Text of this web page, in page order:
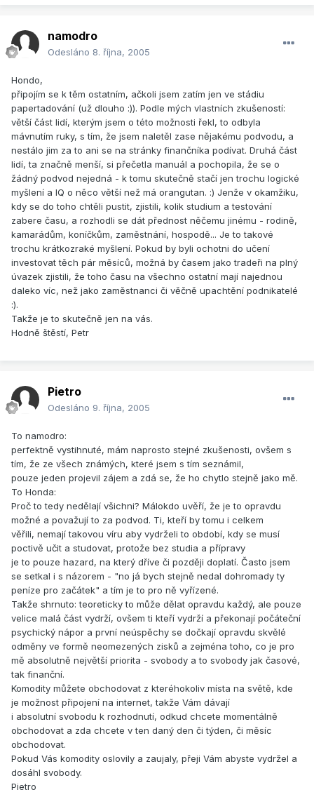
namodro
Odesláno 8. října, 2005
Hondo,
připojím se k těm ostatním, ačkoli jsem zatím jen ve stádiu
papertadování (už dlouho :)). Podle mých vlastních zkušeností:
větší část lidí, kterým jsem o této možnosti řekl, to odbyla
mávnutím ruky, s tím, že jsem naletěl zase nějakému podvodu, a
nestálo jim za to ani se na stránky finančníka podívat. Druhá část
lidí, ta značně menší, si přečetla manuál a pochopila, že se o
žádný podvod nejedná - k tomu skutečně stačí jen trochu logické
myšlení a IQ o něco větší než má orangutan. :) Jenže v okamžiku,
kdy se do toho chtěli pustit, zjistili, kolik studium a testování
zabere času, a rozhodli se dát přednost něčemu jinému - rodině,
kamarádům, koníčkům, zaměstnání, hospodě... Je to takové
trochu krátkozraké myšlení. Pokud by byli ochotni do učení
investovat těch pár měsíců, možná by časem jako tradeři na plný
úvazek zjistili, že toho času na všechno ostatní mají najednou
daleko víc, než jako zaměstnanci či věčně upachtění podnikatelé
:).
Takže je to skutečně jen na vás.
Hodně štěstí, Petr
Pietro
Odesláno 9. října, 2005
To namodro:
perfektně vystihnuté, mám naprosto stejné zkušenosti, ovšem s
tím, že ze všech známých, které jsem s tím seznámil,
pouze jeden projevil zájem a zdá se, že ho chytlo stejně jako mě.
To Honda:
Proč to tedy nedělají všichni? Málokdo uvěří, že je to opravdu
možné a považují to za podvod. Ti, kteří by tomu i celkem
věřili, nemají takovou víru aby vydrželi to období, kdy se musí
poctivě učit a studovat, protože bez studia a přípravy
je to pouze hazard, na který dříve či později doplatí. Často jsem
se setkal i s názorem - "no já bych stejně nedal dohromady ty
peníze pro začátek" a tím je to pro ně vyřízené.
Takže shrnuto: teoreticky to může dělat opravdu každý, ale pouze
velice malá část vydrží, ovšem ti kteří vydrží a překonají počáteční
psychický nápor a první neúspěchy se dočkají opravdu skvělé
odměny ve formě neomezených zisků a zejména toho, co je pro
mě absolutně největší priorita - svobody a to svobody jak časové,
tak finanční.
Komodity můžete obchodovat z kteréhokoliv místa na světě, kde
je možnost připojení na internet, takže Vám dávají
i absolutní svobodu k rozhodnutí, odkud chcete momentálně
obchodovat a zda chcete v ten daný den či týden, či měsíc
obchodovat.
Pokud Vás komodity oslovily a zaujaly, přeji Vám abyste vydržel a
dosáhl svobody.
Pietro